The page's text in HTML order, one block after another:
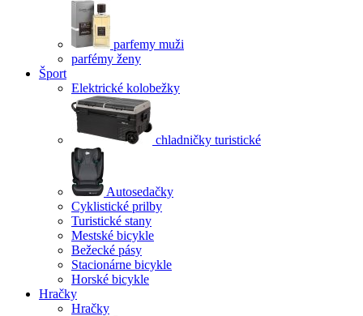
parfemy muži
parfémy ženy
Šport
Elektrické kolobežky
chladničky turistické
Autosedačky
Cyklistické prilby
Turistické stany
Mestské bicykle
Bežecké pásy
Stacionárne bicykle
Horské bicykle
Hračky
Hračky